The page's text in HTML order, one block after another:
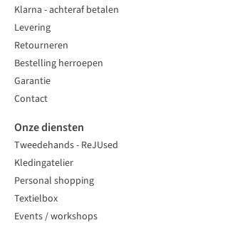
Klarna - achteraf betalen
Levering
Retourneren
Bestelling herroepen
Garantie
Contact
Onze diensten
Tweedehands - ReJUsed
Kledingatelier
Personal shopping
Textielbox
Events / workshops